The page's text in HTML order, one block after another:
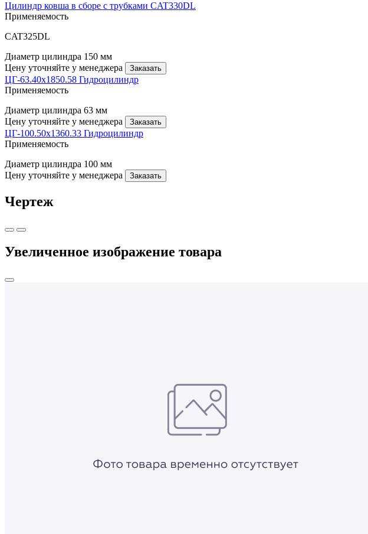
Цилиндр ковша в сборе с трубками CAT330DL
Применяемость
CAT325DL
Диаметр цилиндра 150 мм
Цену уточняйте у менеджера
Заказать
ЦГ-63.40х1850.58 Гидроцилиндр
Применяемость
Диаметр цилиндра 63 мм
Цену уточняйте у менеджера
Заказать
ЦГ-100.50х1360.33 Гидроцилиндр
Применяемость
Диаметр цилиндра 100 мм
Цену уточняйте у менеджера
Заказать
Чертеж
Увеличенное изображение товара